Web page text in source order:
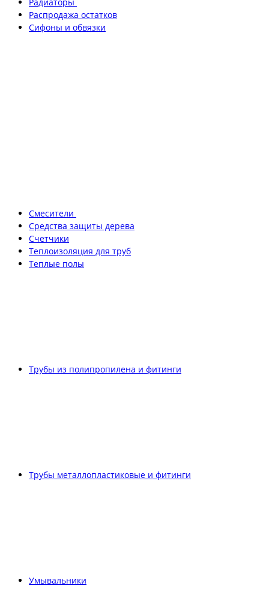
Распродажа остатков
Сифоны и обвязки
Смесители
Средства защиты дерева
Счетчики
Теплоизоляция для труб
Теплые полы
Трубы из полипропилена и фитинги
Трубы металлопластиковые и фитинги
Умывальники